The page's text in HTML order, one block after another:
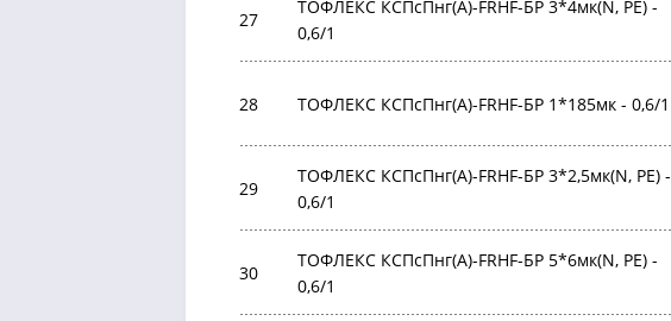
27
ТОФЛЕКС КСПсПнг(А)-FRHF-БР 3*4мк(N, PE) -
0,6/1
28 ТОФЛЕКС КСПсПнг(А)-FRHF-БР 1*185мк - 0,6/1
29
ТОФЛЕКС КСПсПнг(А)-FRHF-БР 3*2,5мк(N, PE) -
0,6/1
30
ТОФЛЕКС КСПсПнг(А)-FRHF-БР 5*6мк(N, PE) -
0,6/1